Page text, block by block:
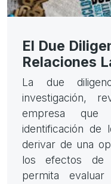
El Due
Relaciones
La due
investigación,
empresa
identificación de
derivar de una
los efectos de
permita